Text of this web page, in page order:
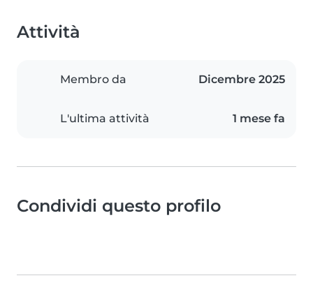
Attività
Membro da Dicembre 2025
L'ultima attività 1 mese fa
Condividi questo profilo